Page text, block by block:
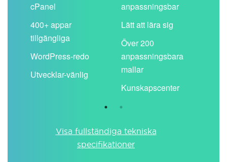
cPanel
400+ appar
tillgängliga
WordPress-redo
Utvecklar-vänlig
anpassningsbar
Lätt att lära sig
Över 200
anpassningsbara
mallar
Kunskapscenter
Visa fullständiga tekniska
specifikationer